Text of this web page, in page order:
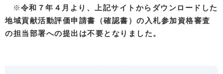
※令和７年４月より、上記サイトからダウンロードした
地域貢献活動評価申請書（確認書）の入札参加資格審査
の担当部署への提出は不要となりました。